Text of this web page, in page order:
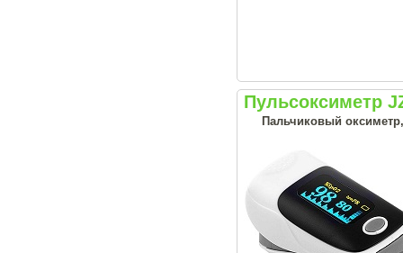
Пульсоксиметр
Пальчиковый оксиметр,